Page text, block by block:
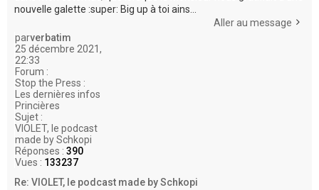
nouvelle galette :super: Big up à toi ains...
Aller au message
parverbatim
25 décembre 2021,
22:33
Forum :
Stop the Press :
Les dernières infos
Princières
Sujet :
VIOLET, le podcast
made by Schkopi
Réponses : 390
Vues : 133237
Re: VIOLET, le podcast made by Schkopi